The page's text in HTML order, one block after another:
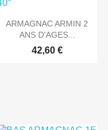
 Aperçu rapide
ARMAGNAC ARMIN 2
ANS D'AGES...
42,60 €